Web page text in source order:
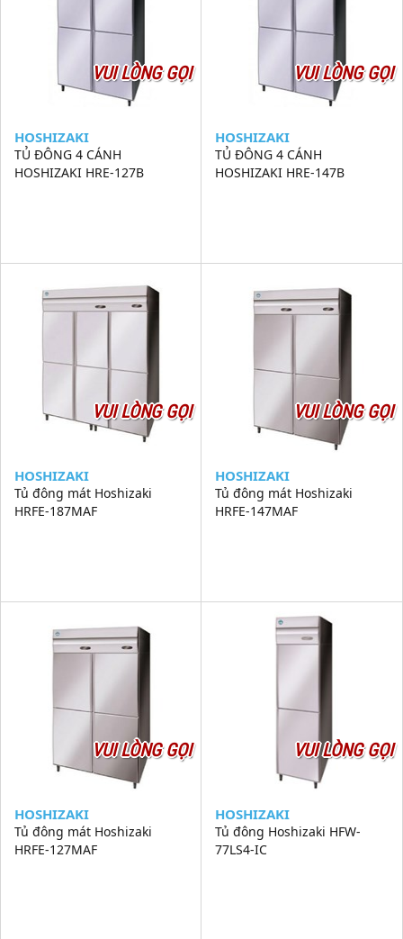
VUI LÒNG GỌI
HOSHIZAKI
TỦ ĐÔNG 4 CÁNH
HOSHIZAKI HRE-127B
VUI LÒNG GỌI
HOSHIZAKI
TỦ ĐÔNG 4 CÁNH
HOSHIZAKI HRE-147B
VUI LÒNG GỌI
HOSHIZAKI
Tủ đông mát Hoshizaki
HRFE-187MAF
VUI LÒNG GỌI
HOSHIZAKI
Tủ đông mát Hoshizaki
HRFE-147MAF
VUI LÒNG GỌI
HOSHIZAKI
Tủ đông mát Hoshizaki
HRFE-127MAF
VUI LÒNG GỌI
HOSHIZAKI
Tủ đông Hoshizaki HFW-
77LS4-IC